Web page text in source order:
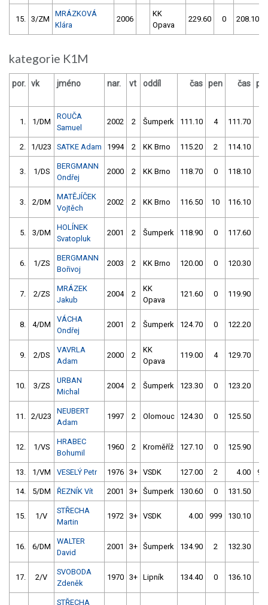
15. 3/ZM
MRÁZKOVÁ
Klára
2006
KK
Opava
229.60 0 208.10
kategorie K1M
por. vk jméno nar. vt oddíl čas pen čas
1. 1/DM
ROUČA
Samuel
2002 2 Šumperk 111.10 4 111.70
2. 1/U23 SATKE Adam 1994 2 KK Brno 115.20 2 114.10
3. 1/DS
BERGMANN
Ondřej
2000 2 KK Brno 118.70 0 118.10
3. 2/DM
MATĚJÍČEK
Vojtěch
2002 2 KK Brno 116.50 10 116.10
5. 3/DM
HOLÍNEK
Svatopluk
2001 2 Šumperk 118.90 0 117.60
6. 1/ZS
BERGMANN
Bořivoj
2003 2 KK Brno 120.00 0 120.30
7. 2/ZS
MRÁZEK
Jakub
2004 2
KK
Opava
121.60 0 119.90
8. 4/DM
VÁCHA
Ondřej
2001 2 Šumperk 124.70 0 122.20
9. 2/DS
VAVRLA
Adam
2000 2
KK
Opava
119.00 4 129.70
10. 3/ZS
URBAN
Michal
2004 2 Šumperk 123.30 0 123.20
11. 2/U23
NEUBERT
Adam
1997 2 Olomouc 124.30 0 125.50
12. 1/VS
HRABEC
Bohumil
1960 2 Kroměříž 127.10 0 125.90
13. 1/VM VESELÝ Petr 1976 3+ VSDK 127.00 2 4.00
14. 5/DM ŘEZNÍK Vít 2001 3+ Šumperk 130.60 0 131.50
15. 1/V
STŘECHA
Martin
1972 3+ VSDK 4.00 999 130.10
16. 6/DM
WALTER
David
2001 3+ Šumperk 134.90 2 132.30
17. 2/V
SVOBODA
Zdeněk
1970 3+ Lipník 134.40 0 136.10
STŘECHA